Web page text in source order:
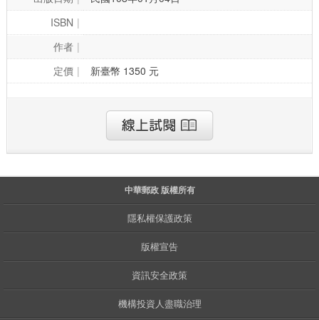
ISBN
作者
定價
新臺幣 1350 元
中華郵政 版權所有
隱私權保護政策
版權宣告
資訊安全政策
機構投資人盡職治理